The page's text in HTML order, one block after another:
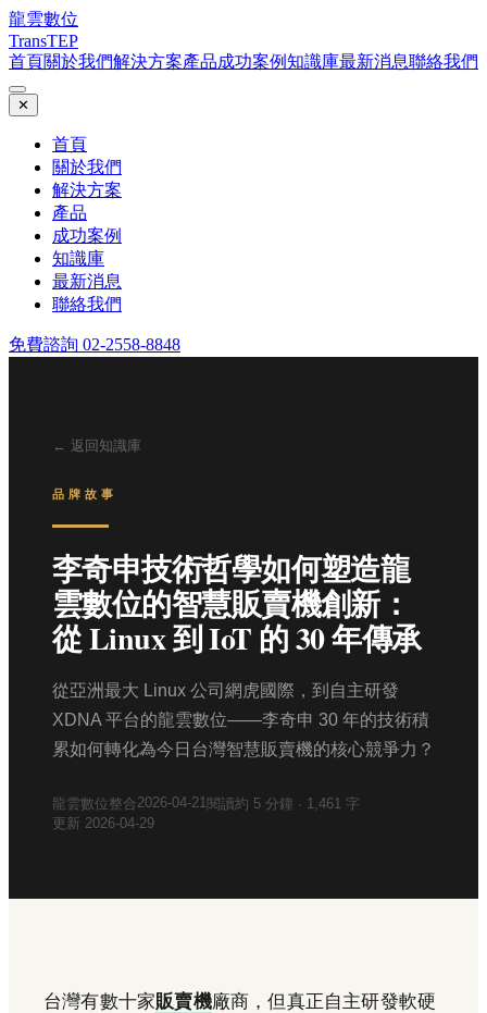
龍雲數位
TransTEP
首頁關於我們解決方案產品成功案例知識庫最新消息聯絡我們
✕
首頁
關於我們
解決方案
產品
成功案例
知識庫
最新消息
聯絡我們
免費諮詢 02-2558-8848
← 返回知識庫
品牌故事
李奇申技術哲學如何塑造龍
雲數位的智慧販賣機創新：
從 Linux 到 IoT 的 30 年傳承
從亞洲最大 Linux 公司網虎國際，到自主研發
XDNA 平台的龍雲數位——李奇申 30 年的技術積
累如何轉化為今日台灣智慧販賣機的核心競爭力？
龍雲數位整合2026-04-21閱讀約 5 分鐘 · 1,461 字
更新 2026-04-29
台灣有數十家販賣機廠商，但真正自主研發軟硬